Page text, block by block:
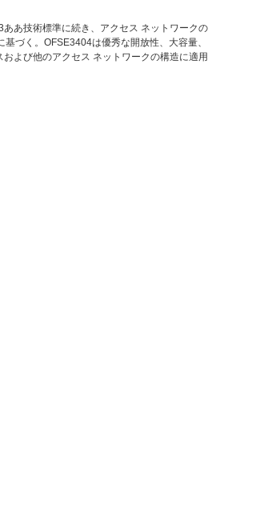
あ技術標準に続き、アクセス ネットワークの
づく。OFSE3404は優秀な開放性、大容量、
よび他のアクセス ネットワークの構造に適用